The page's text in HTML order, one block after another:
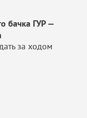
бачка ГУР —
за ходом